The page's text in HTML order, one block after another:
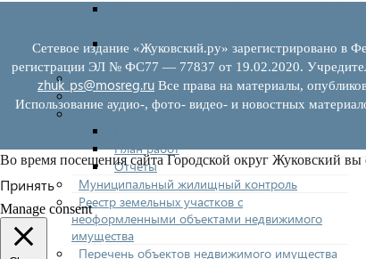
Иные сведения о работе отдела земельного
контроля
Бюджет для граждан
Росреестр
Муниципальный финансовый контроль
План работ
Отчеты
Муниципальный жилищный контроль
Реестр земельных участков с
неоформленными объектами недвижимого
имущества
Перечень объектов недвижимого имущества
Сетевое издание «Жуковский.ру» зарегистрировано в
регистрации ЭЛ № ФС77 — 77837 от 19.02.2020.
zhuk_ps@mosreg.ru Все права на материалы,
Использование аудио-, фото- видео- и новостных
Во время посещения сайта Городской округ Жуковский
Принять
Manage consent